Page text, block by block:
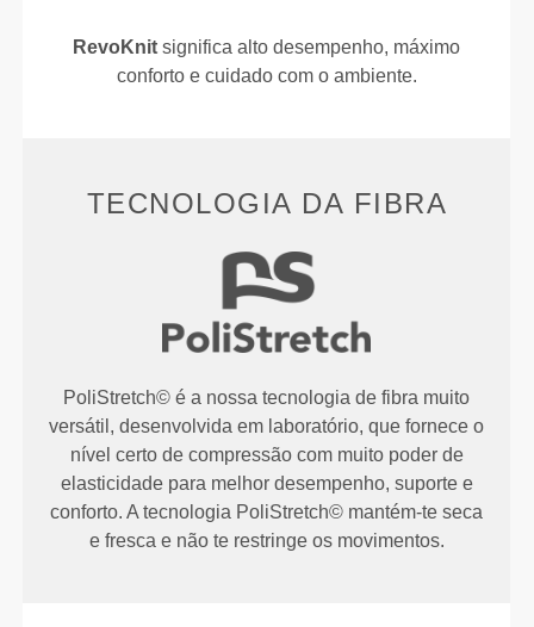
RevoKnit significa alto desempenho, máximo
conforto e cuidado com o ambiente.
TECNOLOGIA DA FIBRA
PoliStretch© é a nossa tecnologia de fibra muito
versátil, desenvolvida em laboratório, que fornece o
nível certo de compressão com muito poder de
elasticidade para melhor desempenho, suporte e
conforto. A tecnologia PoliStretch© mantém-te seca
e fresca e não te restringe os movimentos.